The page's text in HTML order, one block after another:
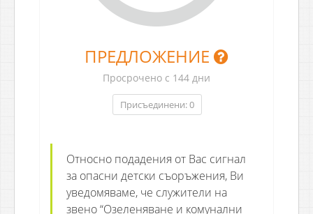
ПРЕДЛОЖЕНИЕ
Просрочено с 144 дни
Присъединени: 0
Относно подадения от Вас сигнал
за опасни детски съоръжения, Ви
уведомяваме, че служители на
звено “Озеленяване и комунални